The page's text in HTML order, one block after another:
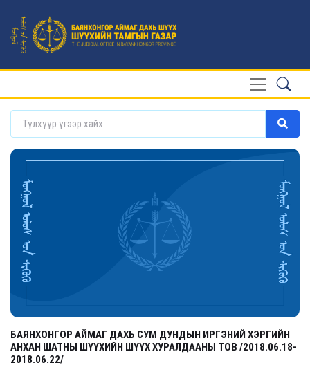
БАЯНХОНГОР АЙМАГ ДАХЬ СУМ ДУНДЫН ИРГЭНИЙ ХЭРГИЙН
АНХАН ШАТНЫ ШҮҮХИЙН ШҮҮХ ХУРАЛДААНЫ ТОВ /2018.06.18-
2018.06.22/